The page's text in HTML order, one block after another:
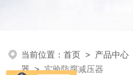
当前位置：首页 > 产品中心
器>实验防腐减压器